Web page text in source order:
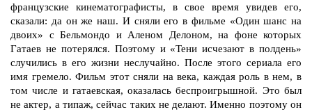
французские кинематографисты, в свое время увидев его,
сказали: да он же наш. И сняли его в фильме «Один шанс на
двоих» с Бельмондо и Аленом Делоном, на фоне которых
Гатаев не потерялся. Поэтому и «Тени исчезают в полдень»
случились в его жизни неслучайно. После этого сериала его
имя гремело. Фильм этот сняли на века, каждая роль в нем, в
том числе и гатаевская, оказалась беспроигрышной. Это был
не актер, а типаж, сейчас таких не делают. Именно поэтому он